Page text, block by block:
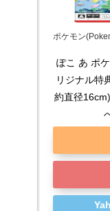
ポケモン
ぽこ あ ポ
リジナル特
約直径